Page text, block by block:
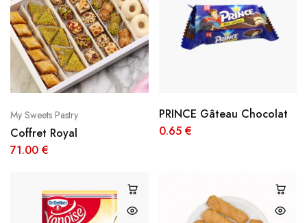
My Sweets Pastry
Coffret Royal
71.00 €
PRINCE Gâteau Chocolat
0.65 €